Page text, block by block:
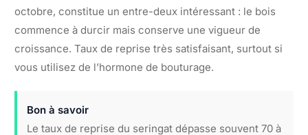
octobre, constitue un entre-deux intéressant : le bois
commence à durcir mais conserve une vigueur de
croissance. Taux de reprise très satisfaisant, surtout si
vous utilisez de l’hormone de bouturage.
Bon à savoir
Le taux de reprise du seringat dépasse souvent 70 à